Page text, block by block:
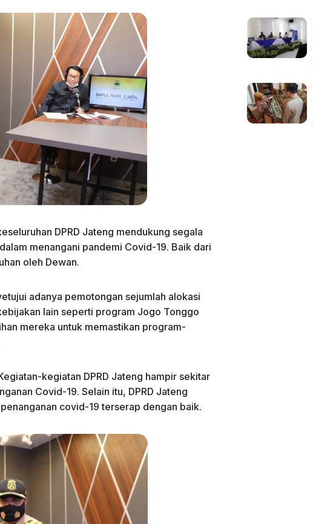
DPRD Jateng mendukung segala
menangani pandemi Covid-19. Baik dari
oleh Dewan.
adanya pemotongan sejumlah alokasi
lain seperti program Jogo Tonggo
mereka untuk memastikan program-
kegiatan DPRD Jateng hampir sekitar
Covid-19. Selain itu, DPRD Jateng
covid-19 terserap dengan baik.